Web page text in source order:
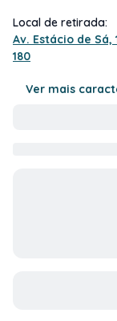
Local de retirada:
Av. Estácio de Sá,
180
Ver mais